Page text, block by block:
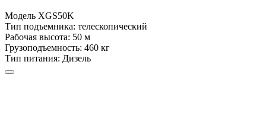
Модель XGS50K
Тип подъемника: телескопический
Рабочая высота: 50 м
Грузоподъемность: 460 кг
Тип питания: Дизель